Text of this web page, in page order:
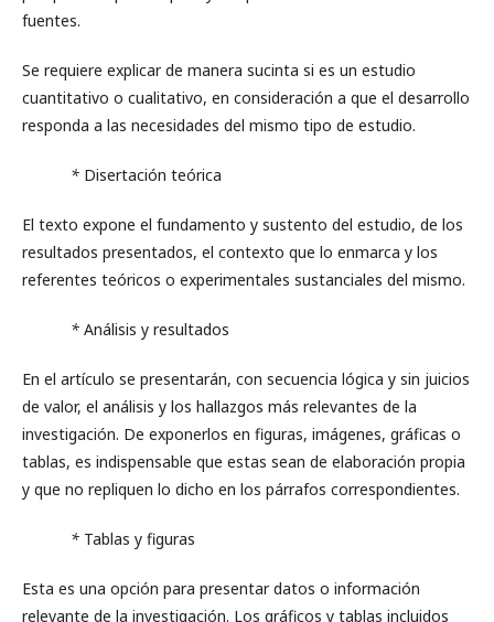
fuentes.
Se requiere explicar de manera sucinta si es un estudio
cuantitativo o cualitativo, en consideración a que el desarrollo
responda a las necesidades del mismo tipo de estudio.
* Disertación teórica
El texto expone el fundamento y sustento del estudio, de los
resultados presentados, el contexto que lo enmarca y los
referentes teóricos o experimentales sustanciales del mismo.
* Análisis y resultados
En el artículo se presentarán, con secuencia lógica y sin juicios
de valor, el análisis y los hallazgos más relevantes de la
investigación. De exponerlos en figuras, imágenes, gráficas o
tablas, es indispensable que estas sean de elaboración propia
y que no repliquen lo dicho en los párrafos correspondientes.
* Tablas y figuras
Esta es una opción para presentar datos o información
relevante de la investigación. Los gráficos y tablas incluidos